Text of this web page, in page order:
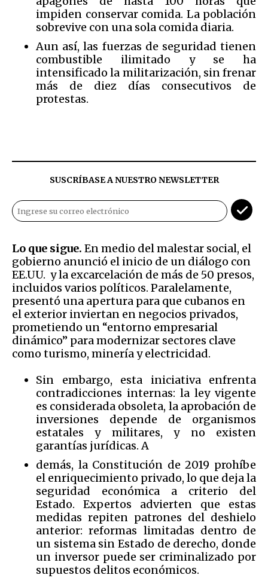
impiden conservar comida. La población
sobrevive con una sola comida diaria.
Aun así, las fuerzas de seguridad tienen
combustible ilimitado y se ha
intensificado la militarización, sin frenar
más de diez días consecutivos de
protestas.
SUSCRÍBASE A NUESTRO NEWSLETTER
Lo que sigue. En medio del malestar social, el
gobierno anunció el inicio de un diálogo con
EE.UU. y la excarcelación de más de 50 presos,
incluidos varios políticos. Paralelamente,
presentó una apertura para que cubanos en
el exterior inviertan en negocios privados,
prometiendo un “entorno empresarial
dinámico” para modernizar sectores clave
como turismo, minería y electricidad.
Sin embargo, esta iniciativa enfrenta
contradicciones internas: la ley vigente
es considerada obsoleta, la aprobación de
inversiones depende de organismos
estatales y militares, y no existen
garantías jurídicas. A
demás, la Constitución de 2019 prohíbe
el enriquecimiento privado, lo que deja la
seguridad económica a criterio del
Estado. Expertos advierten que estas
medidas repiten patrones del deshielo
anterior: reformas limitadas dentro de
un sistema sin Estado de derecho, donde
un inversor puede ser criminalizado por
supuestos delitos económicos.